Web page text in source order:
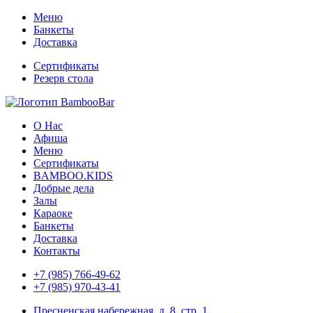
Меню
Банкеты
Доставка
Сертификаты
Резерв стола
О Нас
Афиша
Меню
Сертификаты
BAMBOO.KIDS
Добрые дела
Залы
Караоке
Банкеты
Доставка
Контакты
+7 (985) 766-49-62
+7 (985) 970-43-41
Пресненская набережная, д. 8, стр. 1